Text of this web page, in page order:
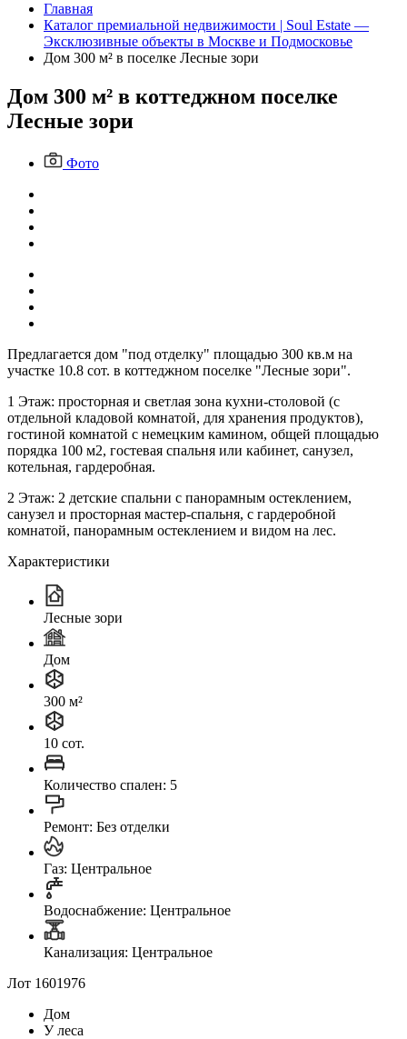
Главная
Каталог премиальной недвижимости | Soul Estate —
Эксклюзивные объекты в Москве и Подмосковье
Дом 300 м² в поселке Лесные зори
Дом 300 м² в коттеджном поселке
Лесные зори
Фото
Предлагается дом "под отделку" площадью 300 кв.м на
участке 10.8 сот. в коттеджном поселке "Лесные зори".
1 Этаж: просторная и светлая зона кухни-столовой (с
отдельной кладовой комнатой, для хранения продуктов),
гостиной комнатой с немецким камином, общей площадью
порядка 100 м2, гостевая спальня или кабинет, санузел,
котельная, гардеробная.
2 Этаж: 2 детские спальни с панорамным остеклением,
санузел и просторная мастер-спальня, с гардеробной
комнатой, панорамным остеклением и видом на лес.
Характеристики
Лесные зори
Дом
300 м²
10 сот.
Количество спален: 5
Ремонт: Без отделки
Газ: Центральное
Водоснабжение: Центральное
Канализация: Центральное
Лот 1601976
Дом
У леса